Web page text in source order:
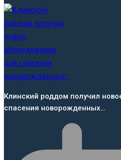
Клинский роддом получил
спасения новорожденных…